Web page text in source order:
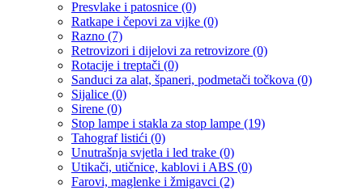
Presvlake i patosnice (0)
Ratkape i čepovi za vijke (0)
Razno (7)
Retrovizori i dijelovi za retrovizore (0)
Rotacije i treptači (0)
Sanduci za alat, španeri, podmetači točkova (0)
Sijalice (0)
Sirene (0)
Stop lampe i stakla za stop lampe (19)
Tahograf listići (0)
Unutrašnja svjetla i led trake (0)
Utikači, utičnice, kablovi i ABS (0)
Farovi, maglenke i žmigavci (2)